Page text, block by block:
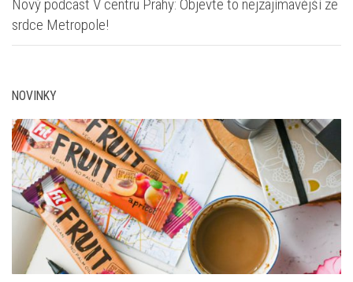
Nový podcast V centru Prahy: Objevte to nejzajímavější ze
srdce Metropole!
NOVINKY